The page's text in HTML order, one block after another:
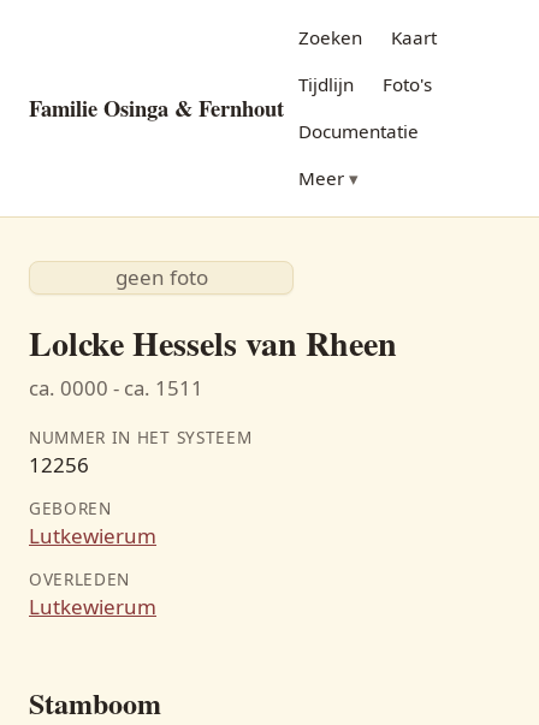
Familie Osinga & Fernhout
Zoeken
Kaart
Tijdlijn
Foto's
Documentatie
Meer
geen foto
Lolcke Hessels van Rheen
ca. 0000 - ca. 1511
NUMMER IN HET SYSTEEM
12256
GEBOREN
Lutkewierum
OVERLEDEN
Lutkewierum
Stamboom